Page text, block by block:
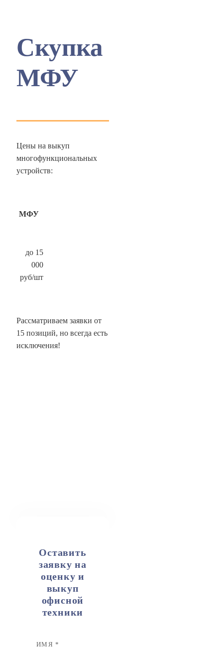
Скупка
МФУ
Цены на выкуп
многофункциональных
устройств:
МФУ
до 15
000
руб/шт
Рассматриваем заявки от
15 позиций, но всегда есть
исключения!
Оставить
заявку на
оценку и
выкуп
офисной
техники
ИМЯ *